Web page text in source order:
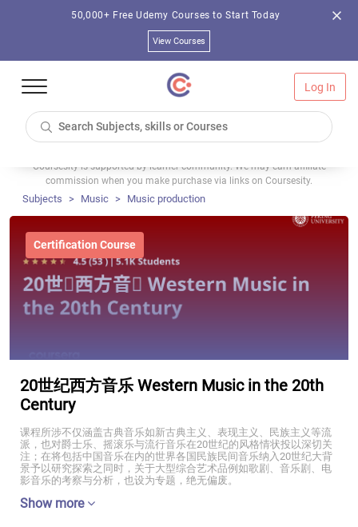
50,000+ Free Udemy Courses to Start Today
View Courses
Log In
Coursesity is supported by learner community. We may earn affiliate
commission when you make purchase via links on Coursesity.
Subjects Music Music production
Certification Course
20世纪西方音乐 Western Music in the 20th
Century
课程所涉不仅涵盖古典音乐如新古典主义、表现主义、民族主义等流
派，也对爵士乐、摇滚乐与流行音乐在20世纪的风格情状投以深切关
注；在将包括中国音乐在内的世界各国民族民间音乐纳入20世纪大背
景予以研究探索之同时，关于大型综合艺术品例如歌剧、音乐剧、电
影音乐的考察与分析，也设为专题，绝无偏废。
Show more